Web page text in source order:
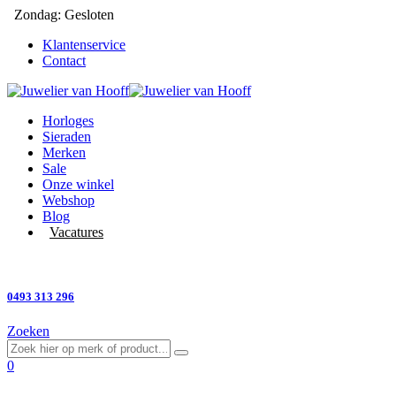
Zondag: Gesloten
Klantenservice
Contact
Horloges
Sieraden
Merken
Sale
Onze winkel
Webshop
Blog
Vacatures
0493 313 296
Zoeken
0